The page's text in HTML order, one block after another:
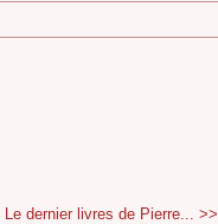
Le dernier livres de Pierre... >>